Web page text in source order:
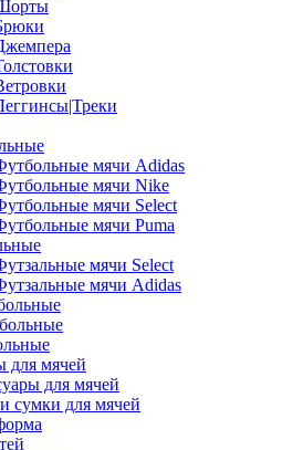
мячи Adidas
мячи Nike
мячи Select
мячи Puma
мячи Select
мячи Adidas
для мячей
для мячей
сумки для мячей